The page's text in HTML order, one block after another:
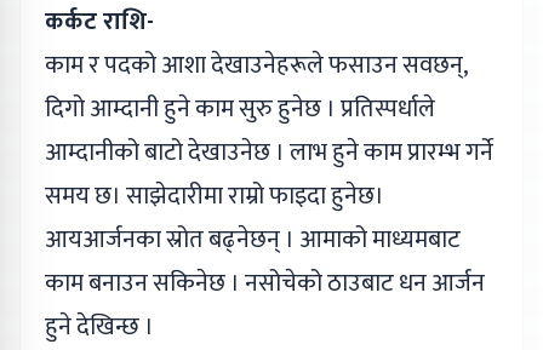
कर्कट राशि-
काम र पदको आशा देखाउनेहरूले फसाउन सवछन्,
दिगो आम्दानी हुने काम सुरु हुनेछ । प्रतिस्पर्धाले
आम्दानीको बाटो देखाउनेछ । लाभ हुने काम प्रारम्भ गर्ने
समय छ। साझेदारीमा राम्रो फाइदा हुनेछ।
आयआर्जनका स्रोत बढ्‌नेछन् । आमाको माध्यमबाट
काम बनाउन सकिनेछ । नसोचेको ठाउबाट धन आर्जन
हुने देखिन्छ ।